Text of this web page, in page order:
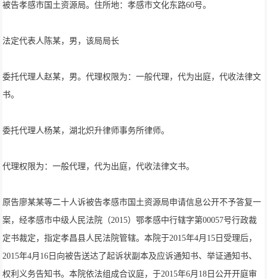
被告孝感市国土资源局。住所地：孝感市文化东路60号。
法定代表人陈某，男，该局局长
委托代理人赵某，男。代理权限为：一般代理，代为出庭，代收法律文
书。
委托代理人杨某，湖北炽升律师事务所律师。
代理权限为：一般代理，代为出庭，代收法律文书。
原告廖某某等二十人诉被告孝感市国土资源局申请信息公开不予答复一
案，经孝感市中级人民法院（2015）鄂孝感中行辖字第00057号行政裁
定书裁定，指定孝昌县人民法院管辖。本院于2015年4月15日受理后，
2015年4月16日向被告送达了起诉状副本及应诉通知书、举证通知书、
权利义务告知书。本院依法组成合议庭，于2015年6月18日公开开庭审